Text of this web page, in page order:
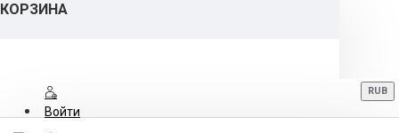
КОРЗИНА
Войти
RUB